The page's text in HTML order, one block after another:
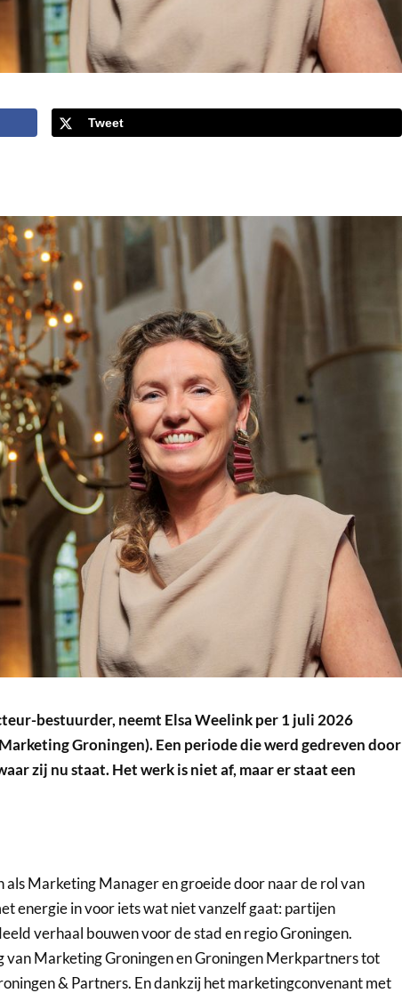
Tweet
bestuurder, neemt Elsa Weelink per 1 juli 2026
Groningen). Een periode die werd gedreven door
zij nu staat. Het werk is niet af, maar er staat een
Marketing Manager en groeide door naar de rol van
energie in voor iets wat niet vanzelf gaat: partijen
verhaal bouwen voor de stad en regio Groningen.
van Marketing Groningen en Groningen Merkpartners tot
& Partners. En dankzij het marketingconvenant met